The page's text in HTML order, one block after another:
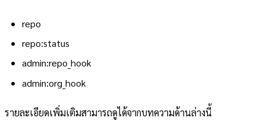
repo
repo:status
admin:repo_hook
admin:org_hook
รายละเอียดเพิ่มเติมสามารถดูได้จากบทความด้านล่างนี้